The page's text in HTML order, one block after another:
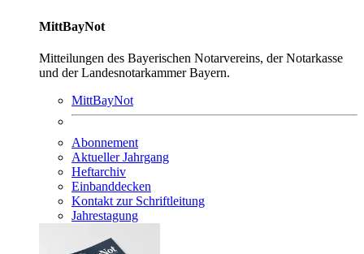
MittBayNot
Mitteilungen des Bayerischen Notarvereins, der Notarkasse
und der Landesnotarkammer Bayern.
MittBayNot
Abonnement
Aktueller Jahrgang
Heftarchiv
Einbanddecken
Kontakt zur Schriftleitung
Jahrestagung